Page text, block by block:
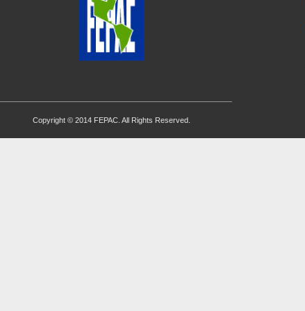
Copyright © 2014 FEPAC. All Rights Reserved.